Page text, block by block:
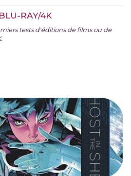
RAY/4K
tests d'éditions de films ou de